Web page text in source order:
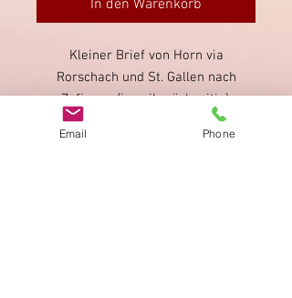
In den Warenkorb
Kleiner Brief von Horn via
Rorschach und St. Gallen nach
Zofingen (jeweils rückseitig).
Direktentwertung des Strubeli,
schwach gestempelt.
Email Phone